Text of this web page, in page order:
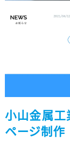
小山金属工
ページ制作